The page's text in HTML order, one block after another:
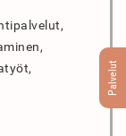
Palvelut